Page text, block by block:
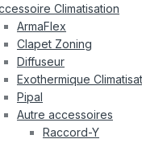
Climatisation
ArmaFlex
Clapet Zoning
Diffuseur
Exothermique
Pipal
Autre accessoires
Raccord-Y